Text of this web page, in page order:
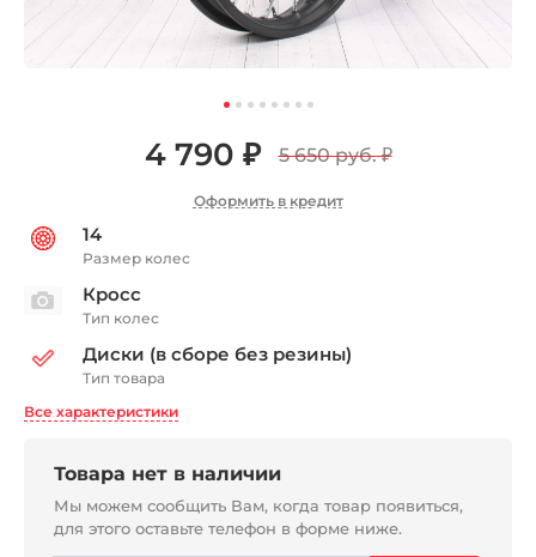
4 790 ₽ 5 650 руб.₽
Оформить в кредит
14
Размер колес
Кросс
Тип колес
Диски (в сборе без резины)
Тип товара
Все характеристики
Товара нет в наличии
Мы можем сообщить Вам, когда товар появиться,
для этого оставьте телефон в форме ниже.